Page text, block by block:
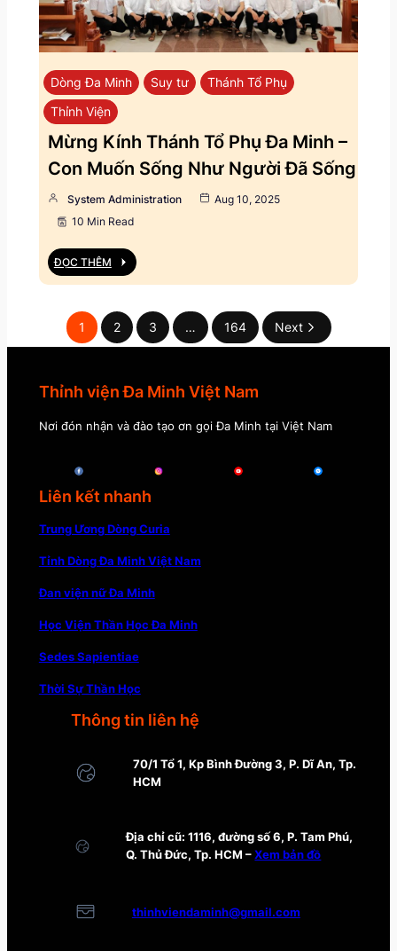
Dòng Đa Minh Suy tư
Thánh Tổ Phụ
Thỉnh Viện
Mừng Kính Thánh Tổ Phụ Đa Minh –
Con Muốn Sống Như Người Đã Sống
System Administration
Aug 10, 2025
10 Min Read
ĐỌC THÊM
1 2 3 … 164 Next
Thỉnh viện Đa Minh Việt Nam
Nơi đón nhận và đào tạo ơn gọi Đa Minh tại Việt Nam
Liên kết nhanh
Trung Ương Dòng Curia
Tỉnh Dòng Đa Minh Việt Nam
Đan viện nữ Đa Minh
Học Viện Thần Học Đa Minh
Sedes Sapientiae
Thời Sự Thần Học
Thông tin liên hệ
70/1 Tổ 1, Kp Bình Đường 3, P. Dĩ An, Tp.
HCM
Địa chỉ cũ: 1116, đường số 6, P. Tam Phú,
Q. Thủ Đức, Tp. HCM –Xem bản đồ
thinhviendaminh@gmail.com